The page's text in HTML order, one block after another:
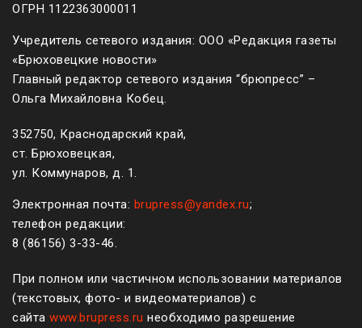
ОГРН 1122363000011
Учредитель сетевого издания: ООО «Редакция газеты
«Брюховецкие новости»
Главный редактор сетевого издания “брюпресс” –
Ольга Михайловна Кобец.
352750, Краснодарский край,
ст. Брюховецкая,
ул. Коммунаров, д. 1.
Электронная почта: brupress@yandex.ru;
телефон редакции:
8 (861 56) 3-33-46.
При полном или частичном использовании материалов
(текстовых, фото- и видеоматериалов) с
сайта www.brupress.ru необходимо разрешение